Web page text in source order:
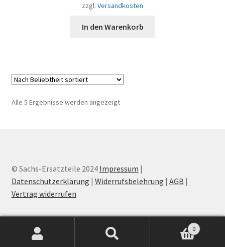
zzgl. Versandkosten
In den Warenkorb
Alle 5 Ergebnisse werden angezeigtNach
© Sachs-Ersatzteile 2024 Impressum |
Datenschutzerklärung | Widerrufsbelehrung | AGB |
Vertrag widerrufen
0